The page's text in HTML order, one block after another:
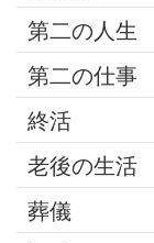
第二の人生
第二の仕事
終活
老後の生活
葬儀